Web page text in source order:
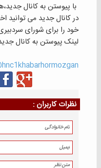
با پیوستن به کانال
در کانال جدید می توانید
خود را برای شورای
لینک پیوستن به کانال
hnc1khabarhormozgan@
نظرات كاربران :